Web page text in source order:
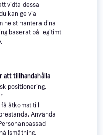
kr
vidta dessa
kan ge via
helst hantera dina
baserat på legitimt
att tillhandahålla
positionering.
åtkomst till
Använda